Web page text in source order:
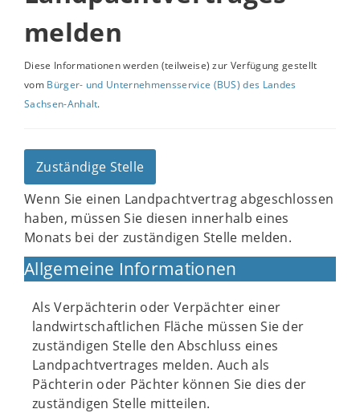
melden
Diese Informationen werden (teilweise) zur Verfügung gestellt
vom Bürger- und Unternehmensservice (BUS) des Landes
Sachsen-Anhalt.
Zuständige Stelle
Wenn Sie einen Landpachtvertrag abgeschlossen
haben, müssen Sie diesen innerhalb eines
Monats bei der zuständigen Stelle melden.
Allgemeine Informationen
Als Verpächterin oder Verpächter einer
landwirtschaftlichen Fläche müssen Sie der
zuständigen Stelle den Abschluss eines
Landpachtvertrages melden. Auch als
Pächterin oder Pächter können Sie dies der
zuständigen Stelle mitteilen.